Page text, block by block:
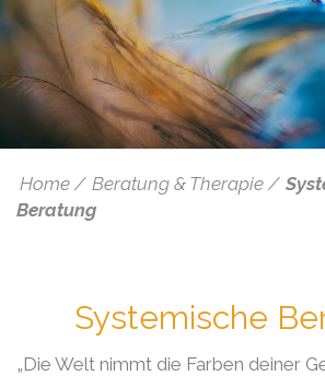
Home Beratung & Therapie
Beratung
Systemische
„Die Welt nimmt die Farben deiner